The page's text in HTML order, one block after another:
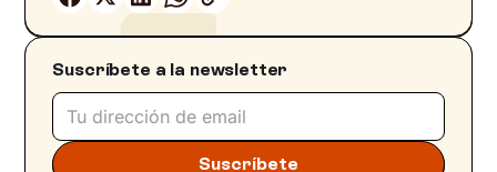
Suscríbete a la newsletter